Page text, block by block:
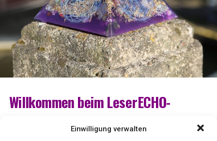
Einwilligung verwalten
Will­kom­men beim LeserECHO-
Esoterik-Portal!